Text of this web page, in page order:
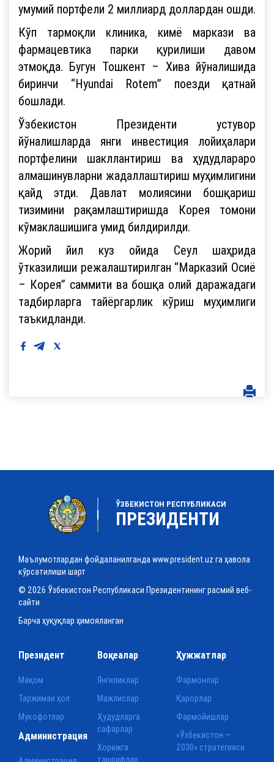
умумий портфели 2 миллиард доллардан ошди.
Кўп тармоқли клиника, кимё маркази ва
фармацевтика парки қурилиши давом
этмоқда. Бугун Тошкент – Хива йўналишида
биринчи “Hyundai Rotem” поезди қатнай
бошлади.
Ўзбекистон Президенти устувор
йўналишларда янги инвестиция лойиҳалари
портфелини шакллантириш ва ҳудудлараро
алмашинувларни жадаллаштириш муҳимлигини
қайд этди. Давлат молиясини бошқариш
тизимини рақамлаштиришда Корея томони
кўмаклашишига умид билдирилди.
Жорий йил куз ойида Сеул шаҳрида
ўтказилиши режалаштирилган “Марказий Осиё
– Корея” саммити ва бошқа олий даражадаги
тадбирларга тайёргарлик кўриш муҳимлиги
таъкидланди.
ЎЗБЕКИСТОН РЕСПУБЛИКАСИ
ПРЕЗИДЕНТИ
Маълумотлардан фойдаланилганда www.president.uz га ҳавола
кўрсатилиши шарт
© 2026 Ўзбекистон Республикаси Президентининг расмий веб-
сайти
Барча ҳуқуқлар ҳимояланган
Президент
Мақом
Таржимаи ҳол
Мукофотлар
Воқеалар
Янгиликлар
Мажлислар
Ҳудудларга
сафарлар
Хорижга
ташрифлар
Ҳужжатлар
Фармонлар
Қарорлар
Фармойишлар
«Ўзбекистон —
2030» стратегияси
Администрация